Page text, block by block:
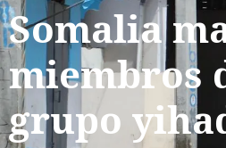
Somalia
miembros
grupo